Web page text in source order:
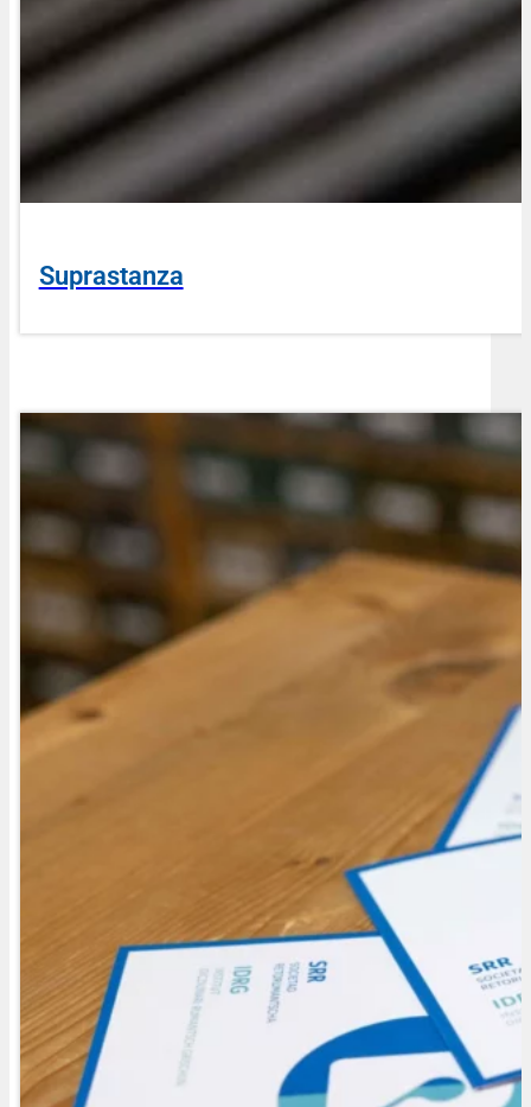
Suprastanza